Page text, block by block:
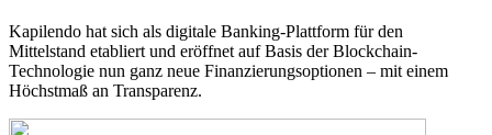
Kapilendo hat sich als digitale Banking-Plattform für den
Mittelstand etabliert und eröffnet auf Basis der Blockchain-
Technologie nun ganz neue Finanzierungsoptionen – mit einem
Höchstmaß an Transparenz.